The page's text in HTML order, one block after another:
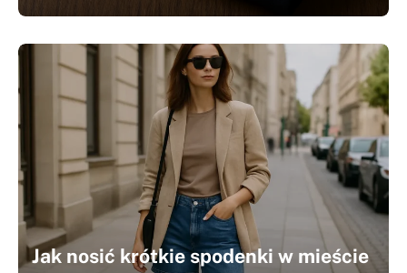
Jak nosić krótkie spodenki w mieście